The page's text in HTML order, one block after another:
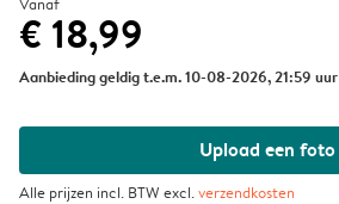
€ 18,99
Aanbieding geldig t.e.m. 10-08-2026, 21:59 uur
Upload een foto
Alle prijzen incl. BTW excl.verzendkosten